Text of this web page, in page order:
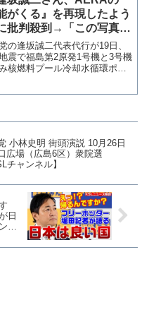
ん81票で...
がくる』を再現したよう
批判殺到→「この写真は
ての戒め」さらに炎上が
の逢坂誠二代表代行が19日、
震で福島第2原発1号機と3号機
核燃料プール冷却水循環ポン
小林史明 街頭演説 10月26日
広場（広島6区）衆院選
チャンネル】
日
グ